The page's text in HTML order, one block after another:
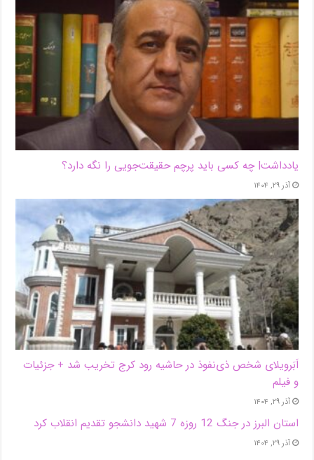
یادداشت| ‌چه کسی باید پرچم حقیقت‌جویی را نگه دارد؟
آذر ۲۹, ۱۴۰۴
اَبَر‌ویلای شخص ذی‌نفوذ در حاشیه‌ رود کرج تخریب شد + جزئیات
و فیلم
آذر ۲۹, ۱۴۰۴
استان البرز در جنگ 12 روزه 7 شهید دانشجو تقدیم انقلاب کرد
آذر ۲۹, ۱۴۰۴